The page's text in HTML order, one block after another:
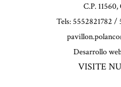
C.P.
Tels: 5552821782
Desarrollo
VISITE